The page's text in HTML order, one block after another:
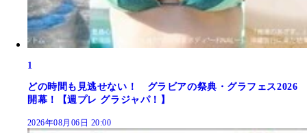
1
どの時間も見逃せない！ グラビアの祭典・グラフェス2026
開幕！【週プレ グラジャパ！】
2026年08月06日 20:00